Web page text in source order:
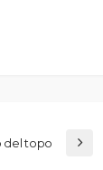
del topo